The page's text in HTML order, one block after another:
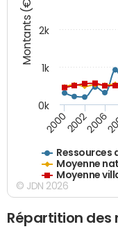
Montants (€)
Ressources
Moyenne
Moyenne
200020022006
0k
1k
2k
© JDN 2026
Répartition des